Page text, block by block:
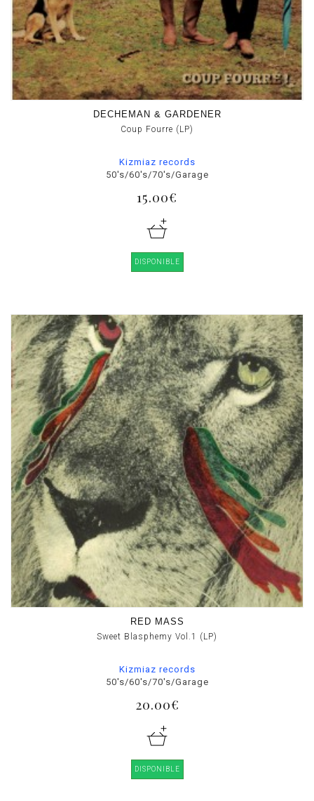
DECHEMAN & GARDENER
Coup Fourre (LP)
Kizmiaz records
50's/60's/70's/Garage
15.00€
DISPONIBLE
RED MASS
Sweet Blasphemy Vol.1 (LP)
Kizmiaz records
50's/60's/70's/Garage
20.00€
DISPONIBLE